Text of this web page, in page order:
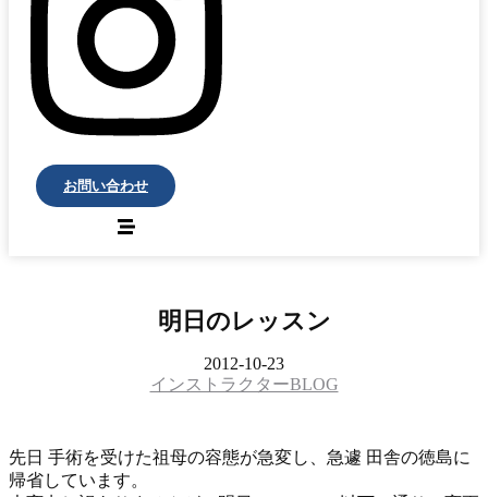
お問い合わせ
明日のレッスン
2012-10-23
インストラクターBLOG
先日 手術を受けた祖母の容態が急変し、急遽 田舎の徳島に
帰省しています。